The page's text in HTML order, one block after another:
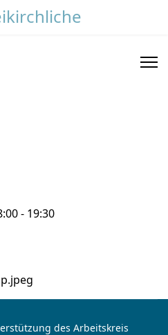
- 19:30
des Arbeitskreis